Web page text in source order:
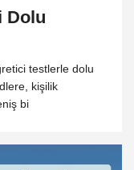
Dolu
testlerle dolu
kişilik
bi